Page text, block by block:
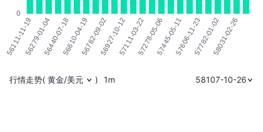
行情走势( 黄金/美元 ) 1m 58107-10-26